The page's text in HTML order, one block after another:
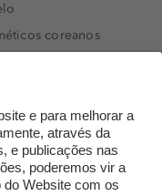
coreanos
árabes
Perfumes